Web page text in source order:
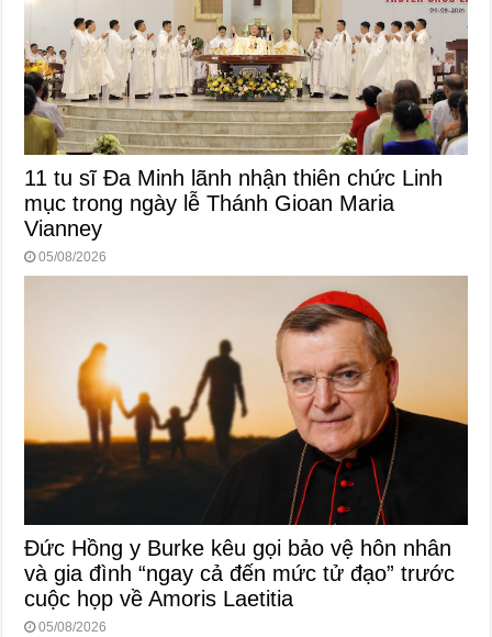
11 tu sĩ Đa Minh lãnh nhận thiên chức Linh
mục trong ngày lễ Thánh Gioan Maria
Vianney
05/08/2026
Đức Hồng y Burke kêu gọi bảo vệ hôn nhân
và gia đình “ngay cả đến mức tử đạo” trước
cuộc họp về Amoris Laetitia
05/08/2026